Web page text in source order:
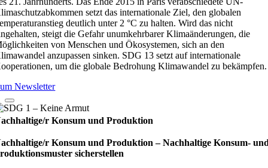
setzt das internationale Ziel, den globalen
deutlich unter 2 °C zu halten. Wird das nicht
steigt die Gefahr unumkehrbarer Klimaänderungen, die
von Menschen und Ökosystemen, sich an den
anzupassen sinken. SDG 13 setzt auf internationale
um die globale Bedrohung Klimawandel zu bekämpfen.
Newsletter
r Konsum und Produktion
r Konsum und Produktion – Nach­hal­tige Kon­sum-
sicher­stel­len